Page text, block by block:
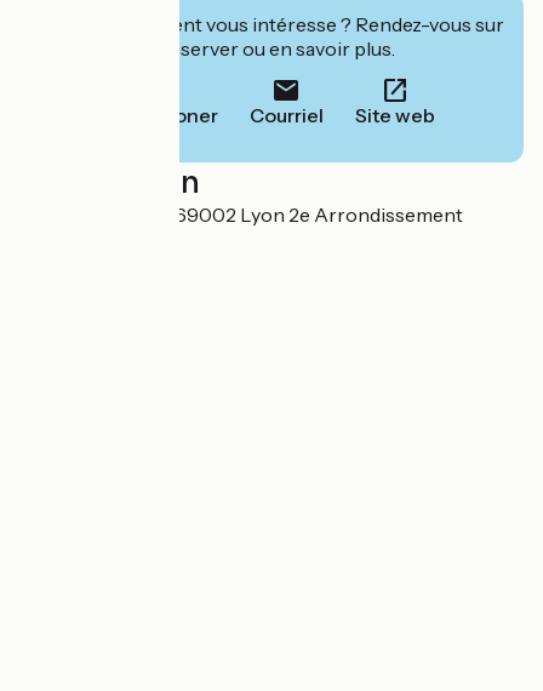
Cet établissement vous intéresse ? Rendez-vous sur
leur site pour réserver ou en savoir plus.
Téléphoner Courriel Site web
Localisation
26 quai Perrache 69002 Lyon 2e Arrondissement